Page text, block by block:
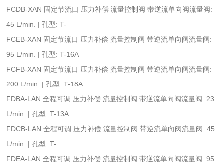
FCDB-XAN 固定节流口 压力补偿 流量控制阀 带逆流单向阀流量阀:
45 L/min. | 孔型: T-
FCEB-XAN 固定节流口 压力补偿 流量控制阀 带逆流单向阀流量阀:
95 L/min. | 孔型: T-16A
FCFB-XAN 固定节流口 压力补偿 流量控制阀 带逆流单向阀流量阀:
200 L/min. | 孔型: T-18A
FDBA-LAN 全程可调 压力补偿 流量控制阀 带逆流单向阀流量阀: 23
L/min. | 孔型: T-13A
FDCB-LAN 全程可调 压力补偿 流量控制阀 带逆流单向阀流量阀: 45
L/min. | 孔型: T-
FDEA-LAN 全程可调 压力补偿 流量控制阀 带逆流单向阀流量阀: 95